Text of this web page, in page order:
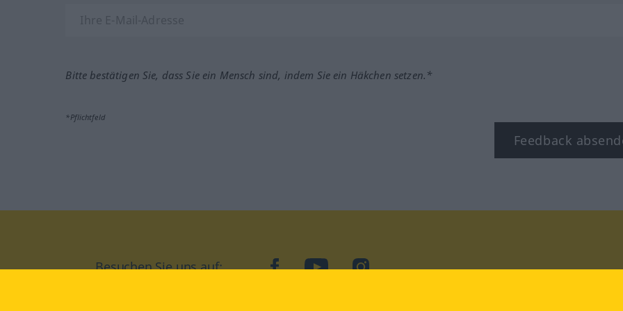
Bitte bestätigen Sie, dass Sie ein Mensch sind, indem Sie ein Häkchen setzen.*
*Pflichtfeld
Feedback
Besuchen Sie uns auf: facebookYouTubeInstagram